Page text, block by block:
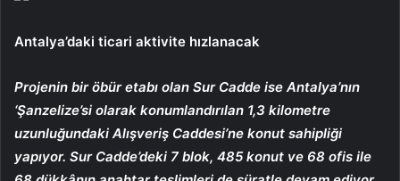
Antalya’daki ticari aktivite hızlanacak
Projenin bir öbür etabı olan Sur Cadde ise Antalya’nın
‘Şanzelize’si olarak konumlandırılan 1,3 kilometre
uzunluğundaki Alışveriş Caddesi’ne konut sahipliği
yapıyor. Sur Cadde’deki 7 blok, 485 konut ve 68 ofis ile